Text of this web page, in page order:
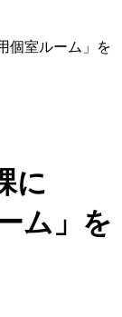
個室ルーム」を
に
ム」を